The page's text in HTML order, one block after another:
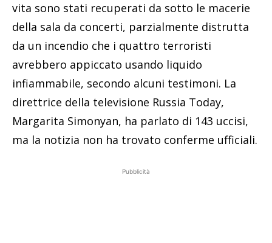
vita sono stati recuperati da sotto le macerie
della sala da concerti, parzialmente distrutta
da un incendio che i quattro terroristi
avrebbero appiccato usando liquido
infiammabile, secondo alcuni testimoni. La
direttrice della televisione Russia Today,
Margarita Simonyan, ha parlato di 143 uccisi,
ma la notizia non ha trovato conferme ufficiali.
Pubblicità